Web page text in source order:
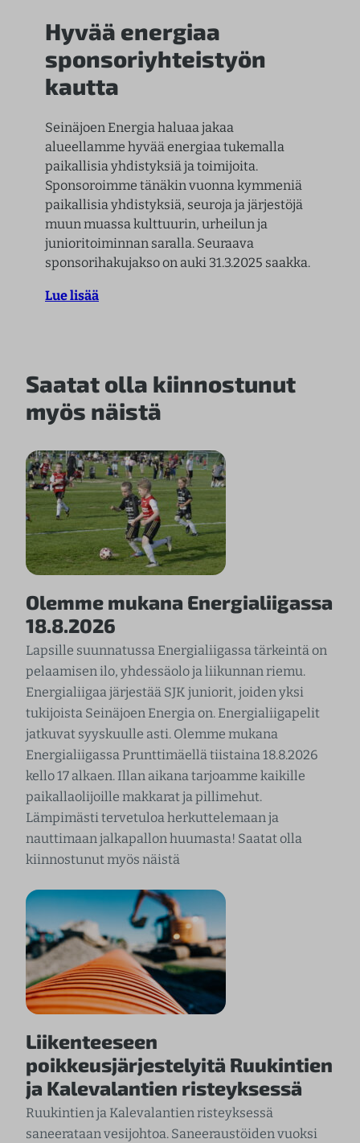
Hyvää energiaa
sponsoriyhteistyön
kautta
Seinäjoen Energia haluaa jakaa
alueellamme hyvää energiaa tukemalla
paikallisia yhdistyksiä ja toimijoita.
Sponsoroimme tänäkin vuonna kymmeniä
paikallisia yhdistyksiä, seuroja ja järjestöjä
muun muassa kulttuurin, urheilun ja
junioritoiminnan saralla. Seuraava
sponsorihakujakso on auki 31.3.2025 saakka.
Lue lisää
Saatat olla kiinnostunut
myös näistä
Olemme mukana Energialiigassa
18.8.2026
Lapsille suunnatussa Energialiigassa tärkeintä on
pelaamisen ilo, yhdessäolo ja liikunnan riemu.
Energialiigaa järjestää SJK juniorit, joiden yksi
tukijoista Seinäjoen Energia on. Energialiigapelit
jatkuvat syyskuulle asti. Olemme mukana
Energialiigassa Prunttimäellä tiistaina 18.8.2026
kello 17 alkaen. Illan aikana tarjoamme kaikille
paikallaolijoille makkarat ja pillimehut.
Lämpimästi tervetuloa herkuttelemaan ja
nauttimaan jalkapallon huumasta! Saatat olla
kiinnostunut myös näistä
Liikenteeseen
poikkeusjärjestelyitä Ruukintien
ja Kalevalantien risteyksessä
Ruukintien ja Kalevalantien risteyksessä
saneerataan vesijohtoa. Saneeraustöiden vuoksi